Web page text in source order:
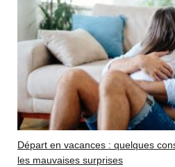
Départ en vacances : quelques
les mauvaises surprises